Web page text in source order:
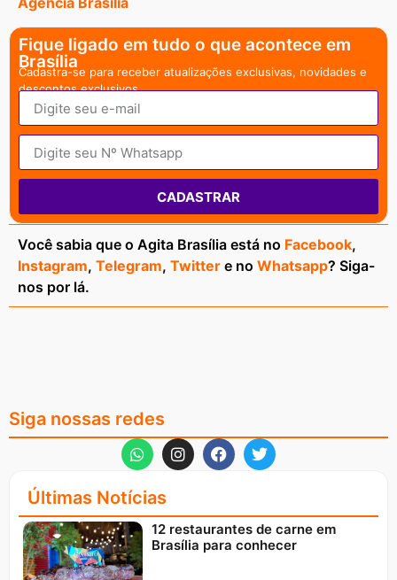
Fique ligado em tudo o que acontece em
Brasília
Cadastra-se para receber atualizações exclusivas, novidades e
descontos exclusivos.
CADASTRAR
Você sabia que o Agita Brasília está no Facebook,
Instagram, Telegram, Twitter e no Whatsapp? Siga-
nos por lá.
Siga nossas redes
Últimas Notícias
12 restaurantes de carne em
Brasília para conhecer